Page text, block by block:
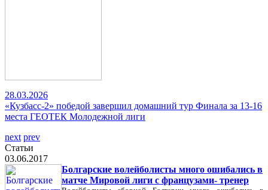
28.03.2026
«Кузбасс-2» победой завершил домашний тур Финала за 13-16
места ГЕОТЕК Молодежной лиги
next prev
Статьи
03.06.2017
Болгарские волейболисты много ошибались в
матче Мировой лиги с французами- тренер